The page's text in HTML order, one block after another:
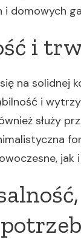
i domowych
i
na
i
służy
jak